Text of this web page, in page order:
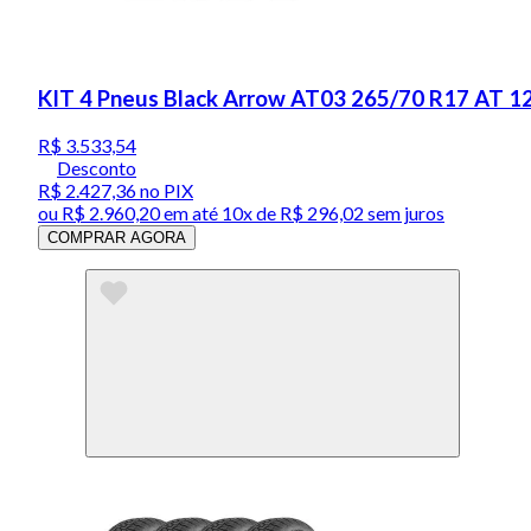
KIT 4 Pneus Black Arrow AT03 265/70 R17 AT
R$ 3.533,54
Desconto
R$ 2.427,36no PIX
ou R$ 2.960,20em até 10x de R$ 296,02 sem juros
COMPRAR AGORA